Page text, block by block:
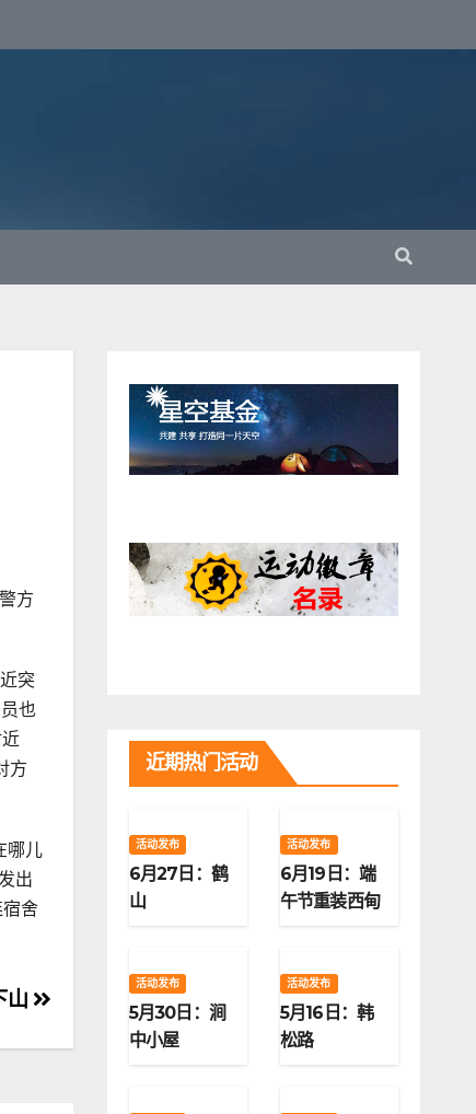
方
突
也
方
哪儿
出
宿舍
山
近期热门活动
活动发布
6月27日：鹤
山
活动发布
6月19日：端
午节重装西甸
活动发布
5月30日：涧
中小屋
活动发布
5月16日：韩
松路